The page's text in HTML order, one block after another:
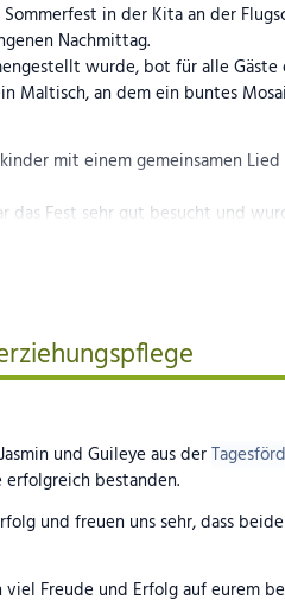
in der Kita an der
Nachmittag.
wurde, bot für alle Gäste
Maltisch, an dem ein buntes
mit einem gemeinsamen
das Fest sehr gut besucht und
und Guileye aus der
bestanden.
und freuen uns sehr, dass
Freude und Erfolg auf eurem